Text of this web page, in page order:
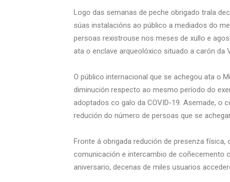
Logo das semanas de peche obrigado trala
súas instalacións ao público a mediados do
persoas rexistrouse nos meses de xullo e
ata o enclave arqueolóxico situado a carón da
O público internacional que se achegou ata o
diminución respecto ao mesmo período do
adoptados co galo da COVID-19. Asemade, o
redución do número de persoas que se
Fronte á obrigada redución de presenza
comunicación e intercambio de coñecemento
aniversario, decenas de miles usuarios